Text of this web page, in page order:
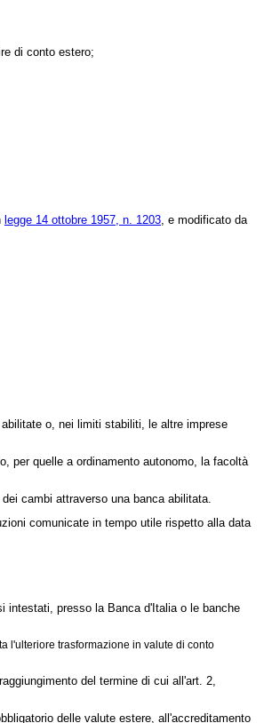
di conto estero;
legge 14 ottobre 1957, n. 1203, e modificato da
o, nei limiti stabiliti, le altre imprese
per quelle a ordinamento autonomo, la facoltà
cambi attraverso una banca abilitata.
comunicate in tempo utile rispetto alla data
presso la Banca d'Italia o le banche
l'ulteriore trasformazione in valute di conto
del termine di cui all'art. 2,
delle valute estere, all'accreditamento